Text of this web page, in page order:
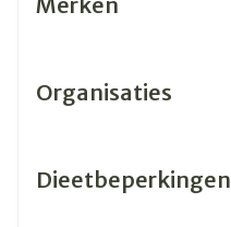
Organisaties
Dieetbeperkingen